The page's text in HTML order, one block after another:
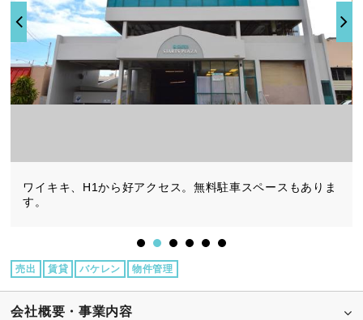
売出 賃貸 バケレン 物件管理
会社概要・事業内容